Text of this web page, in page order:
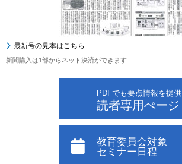
最新号の見本はこちら
新聞購入は1部からネット決済ができます
PDFでも要点情報を提供
読者専用ぺージ
教育委員会対象
セミナー日程